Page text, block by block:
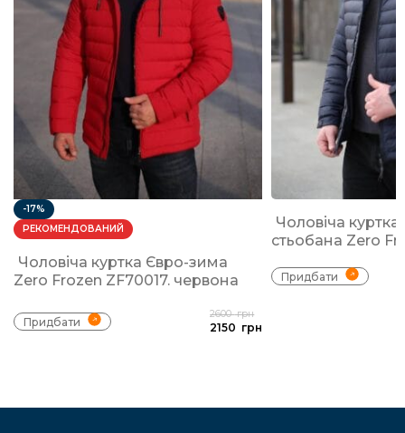
-17%
РЕКОМЕНДОВАНИЙ
Чоловіча куртка Євро-зима
Zero Frozen ZF70017. червона
Придбати
2600грн
2150 грн
Чоловіча
стьобана Zero
Придбати